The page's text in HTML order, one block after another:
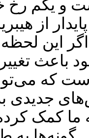
و یکم رخ
از
این
باعث
که
جدیدی
ما کمک